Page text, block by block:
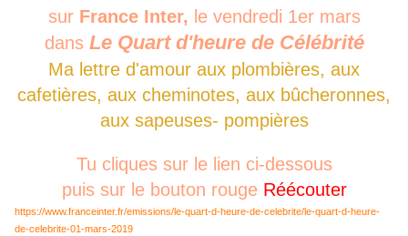
sur France Inter, le vendredi 1er mars
dans Le Quart d'heure de Célébrité
Ma lettre d'amour aux plombières, aux
cafetières, aux cheminotes, aux bûcheronnes,
aux sapeuses- pompières
Tu cliques sur le lien ci-dessous
puis sur le bouton rouge Réécouter
https://www.franceinter.fr/emissions/le-quart-d-heure-de-celebrite/le-quart-d-heure-
de-celebrite-01-mars-2019